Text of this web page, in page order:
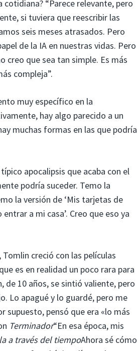
“Parece relevante, pero
si tuviera que reescribir las
seis meses atrasados. Pero
de la IA en nuestras vidas. Pero
creo que sea tan simple. Es más
compleja”.
muy específico en la
hay algo parecido a un
muchas formas en las que podría
apocalipsis que acaba con el
podría suceder. Temo la
la versión de ‘Mis tarjetas de
a mi casa’. Creo que eso ya
creció con las películas
es en realidad un poco rara para
de 10 años, se sintió valiente, pero
Lo apagué y lo guardé, pero me
supuesto, pensó que era «lo más
Terminador“En esa época, mis
a través del tiempoAhora sé cómo